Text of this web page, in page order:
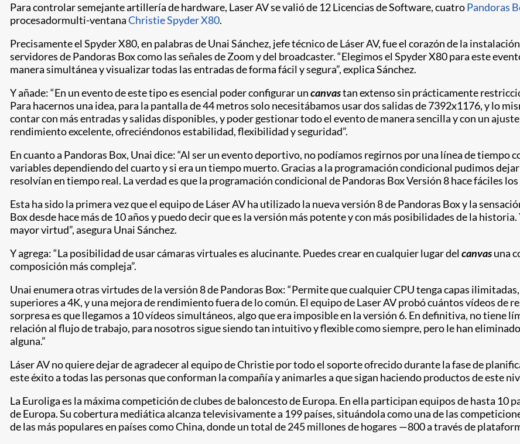
Para controlar semejante artillería de hardware, Laser AV se valió de 12 Licencias de Software, cuatroPandoras
procesadormulti-ventanaChristie Spyder X80.
Precisamente el Spyder X80, en palabras de Unai Sánchez, jefe técnico de Láser AV, fue el corazón de la
servidores de Pandoras Box como las señales de Zoom y del broadcaster. “Elegimos el Spyder X80 para este
manera simultánea y visualizar todas las entradas de forma fácil y segura”, explica Sánchez.
Y añade: “En un evento de este tipo es esencial poder configurar uncanvastan extenso sin prácticamente
Para hacernos una idea, para la pantalla de 44 metros solo necesitábamos usar dos salidas de 7392x1176, y lo
contar con más entradas y salidas disponibles, y poder gestionar todo el evento de manera sencilla y con un
rendimiento excelente, ofreciéndonos estabilidad, flexibilidad y seguridad”.
En cuanto a Pandoras Box, Unai dice: “Al ser un evento deportivo, no podíamos regirnos por una línea de
variables dependiendo del cuarto y si era un tiempo muerto. Gracias a la programación condicional pudimos
resolvían en tiempo real. La verdad es que la programación condicional de Pandoras Box Versión 8 hace fáciles
Esta ha sido la primera vez que el equipo de Láser AV ha utilizado la nueva versión 8 de Pandoras Box y la
Box desde hace más de 10 años y puedo decir que es la versión más potente y con más posibilidades de la
mayor virtud”, asegura Unai Sánchez.
Y agrega: “La posibilidad de usar cámaras virtuales es alucinante. Puedes crear en cualquier lugar delcanvasuna
composición más compleja”.
Unai enumera otras virtudes de la versión 8 de Pandoras Box: “Permite que cualquier CPU tenga capas
superiores a 4K, y una mejora de rendimiento fuera de lo común. El equipo de Laser AV probó cuántos vídeos de
sorpresa es que llegamos a 10 vídeos simultáneos, algo que era imposible en la versión 6. En definitiva, no tiene
relación al flujo de trabajo, para nosotros sigue siendo tan intuitivo y flexible como siempre, pero le han
alguna.”
Láser AV no quiere dejar de agradecer al equipo de Christie por todo el soporte ofrecido durante la fase de
este éxito a todas las personas que conforman la compañía y animarles a que sigan haciendo productos de este
La Euroliga es la máxima competición de clubes de baloncesto de Europa. En ella participan equipos de hasta 10
de Europa. Su cobertura mediática alcanza televisivamente a 199 países, situándola como una de las
de las más populares en países como China, donde un total de 245 millones de hogares —800 a través de